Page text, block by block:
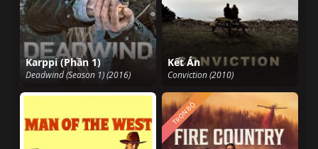
Karppi (Phần 1)
Deadwind (Season 1) (2016)
Kết Án
Conviction (2010)
TRỌN BỘ